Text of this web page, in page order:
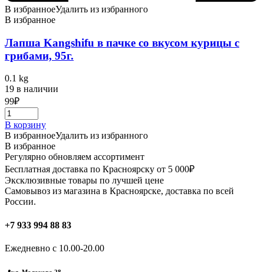
В избранноеУдалить из избранного
В избранное
Лапша Kangshifu в пачке со вкусом курицы с
грибами, 95г.
0.1 kg
19 в наличии
99₽
В корзину
В избранноеУдалить из избранного
В избранное
Регулярно обновляем ассортимент
Бесплатная доставка по Красноярску от 5 000₽
Эксклюзивные товары по лучшей цене
Самовывоз из магазина в Красноярске, доставка по всей
России.
+7 933 994 88 83
Ежедневно с 10.00-20.00